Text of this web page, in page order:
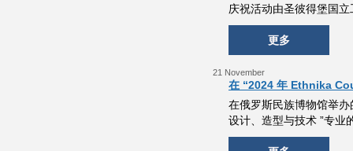
庆祝活动由圣彼得堡国
更多
21 November
在 “2024 年 Ethnika
在俄罗斯民族博物馆举
设计、造型与技术 ”专业